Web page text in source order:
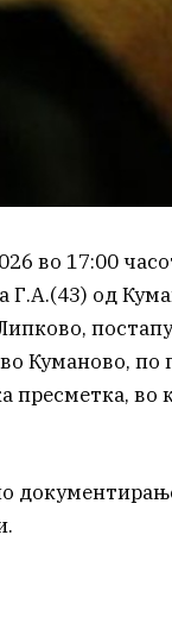
во 17:00
Г.А.(43) од
Куманово, по
пресметка, во